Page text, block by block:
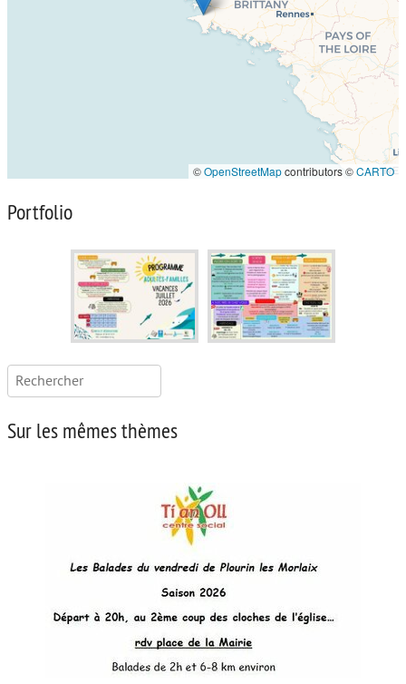
©OpenStreetMapcontributors ©CARTO
Portfolio
Rechercher :
Sur les mêmes thèmes